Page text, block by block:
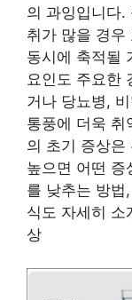
의 과잉입니다.
취가 많을 경우
동시에 축적될
요인도 주요한
거나 당뇨병,
통풍에 더욱 취
의 초기 증상은
높으면 어떤 증
를 낮추는 방법
식도 자세히 소
상